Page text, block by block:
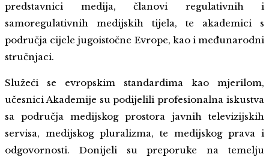
predstavnici medija, članovi regulativnih i
samoregulativnih medijskih tijela, te akademici s
područja cijele jugoistočne Evrope, kao i međunarodni
stručnjaci.
Služeći se evropskim standardima kao mjerilom,
učesnici Akademije su podijelili profesionalna iskustva
sa područja medijskog prostora javnih televizijskih
servisa, medijskog pluralizma, te medijskog prava i
odgovornosti. Donijeli su preporuke na temelju